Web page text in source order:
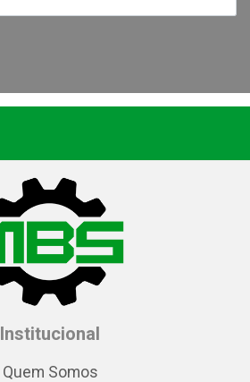
Institucional
Quem Somos